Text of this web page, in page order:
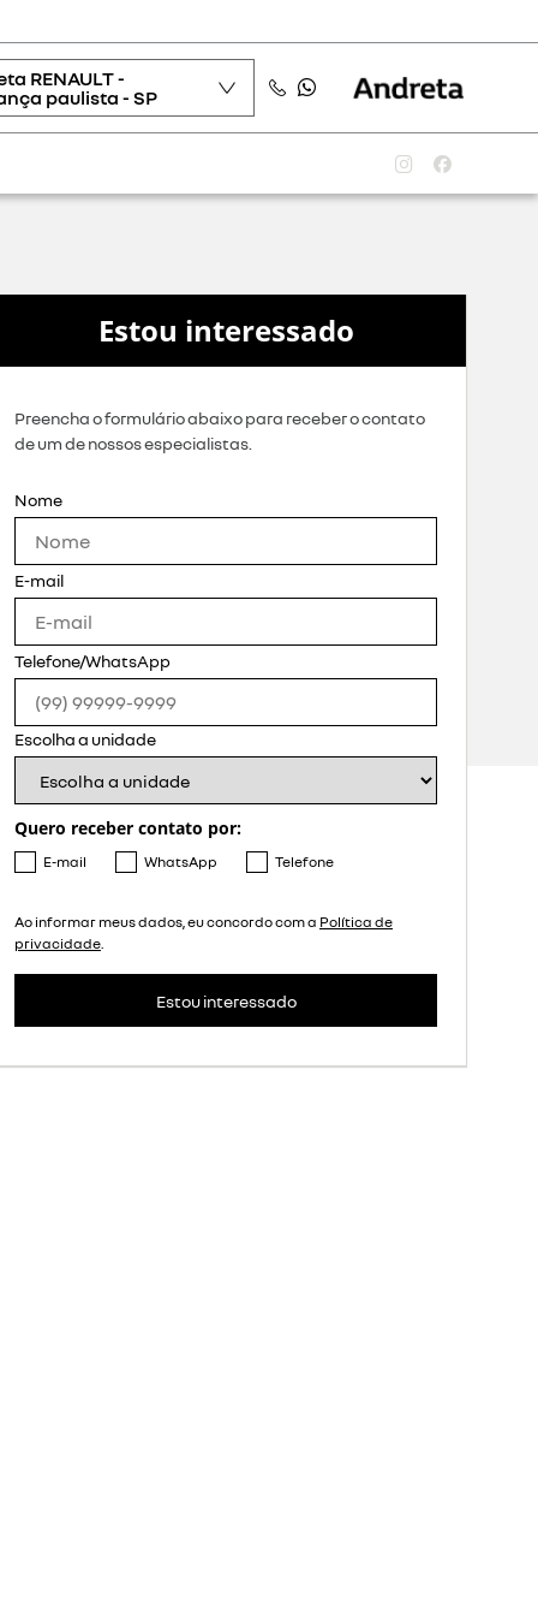
RENAULT -
paulista - SP
Estou interessado
Preencha o formulário abaixo para receber o contato
de um de nossos especialistas.
Nome
E-mail
Telefone/WhatsApp
Escolha a unidade
Quero receber contato por:
E-mail WhatsApp Telefone
Ao informar meus dados, eu concordo com a Política de
privacidade.
Estou interessado